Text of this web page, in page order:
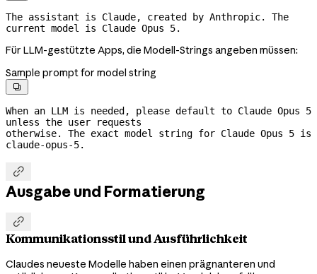
The assistant is Claude, created by Anthropic. The
current model is Claude Opus 5.
Für LLM-gestützte Apps, die Modell-Strings angeben müssen:
Sample prompt for model string

When an LLM is needed, please default to Claude Opus 5
unless the user requests
claude-opus-5.

Ausgabe und Formatierung

Kommunikationsstil und Ausführlichkeit
Claudes neueste Modelle haben einen prägnanteren und